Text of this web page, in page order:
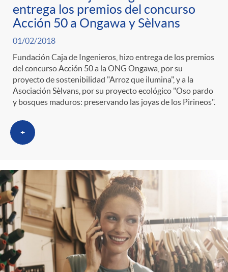
entrega los premios del concurso
Acción 50 a Ongawa y Sèlvans
01/02/2018
Fundación Caja de Ingenieros, hizo entrega de los premios
del concurso Acción 50 a la ONG Ongawa, por su
proyecto de sostenibilidad "Arroz que ilumina", y a la
Asociación Sèlvans, por su proyecto ecológico "Oso pardo
y bosques maduros: preservando las joyas de los Pirineos".
+